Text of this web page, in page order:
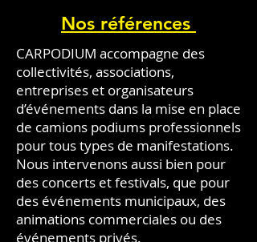
Nos références
CARPODIUM accompagne des
collectivités, associations,
entreprises et organisateurs
d’événements dans la mise en place
de camions podiums professionnels
pour tous types de manifestations.
Nous intervenons aussi bien pour
des concerts et festivals, que pour
des événements municipaux, des
animations commerciales ou des
événements privés.